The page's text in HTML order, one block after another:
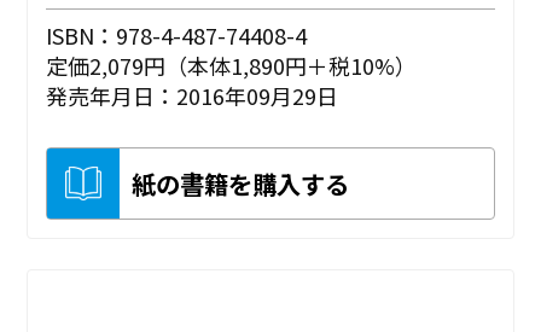
ISBN：978-4-487-74408-4
定価2,079円（本体1,890円＋税10%）
発売年月日：2016年09月29日
紙の書籍を購入する